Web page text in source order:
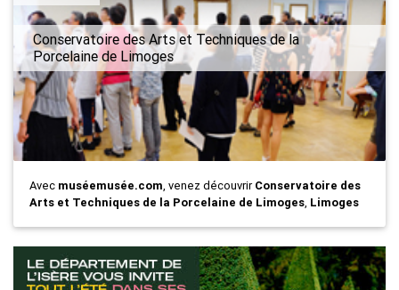
Conservatoire des Arts et Techniques de la
Porcelaine de Limoges
Avec muséemusée.com, venez découvrirConservatoire des
Arts et Techniques de la Porcelaine de Limoges, Limoges